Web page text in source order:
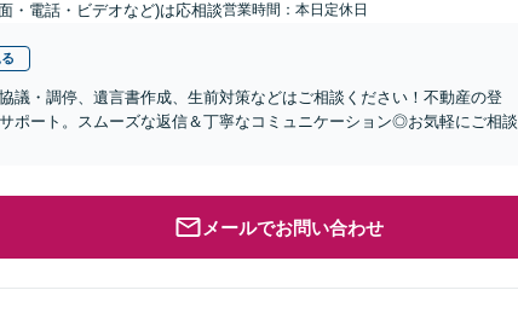
・電話・ビデオなど)は応相談営業時間：本日定休日
議・調停、遺言書作成、生前対策などはご相談ください！不動産の登
ポート。スムーズな返信＆丁寧なコミュニケーション◎お気軽にご相談
メールでお問い合わせ